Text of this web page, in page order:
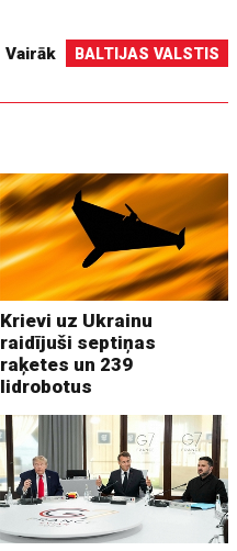
Vairāk BALTIJAS VALSTIS
Krievi uz Ukrainu
raidījuši septiņas
raķetes un 239
lidrobotus